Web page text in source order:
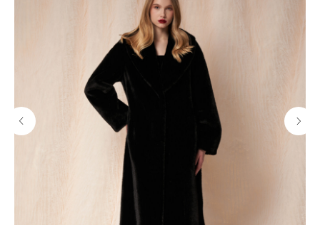
© FLASHIN 2011-2026
Terms & Conditions
+7 (964) 560-04-01
team@flashin.store